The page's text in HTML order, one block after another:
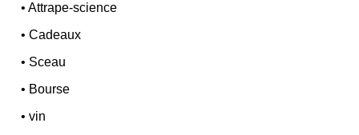
•Attrape-science
•Cadeaux
• Sceau
• Bourse
•vin